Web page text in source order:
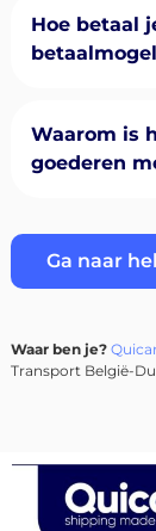
Hoe betaal
Waarom is
goederen
Ga naar
Waar ben je?
Transport België-